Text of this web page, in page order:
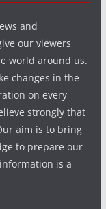
and
our viewers
world around us.
changes in the
on every
strongly that
aim is to bring
to prepare our
is a